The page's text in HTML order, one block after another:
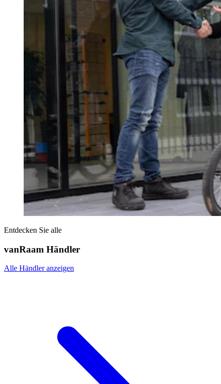
Entdecken Sie alle
vanRaam Händler
Alle Händler anzeigen